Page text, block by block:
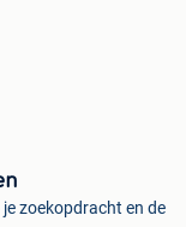
zoekopdracht en de